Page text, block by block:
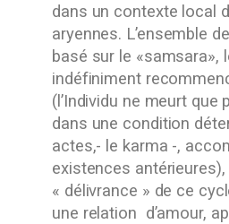
dans un contexte local
aryennes. L’ensemble
basé sur le «samsara»,
indéfiniment
(l’Individu ne meurt que
dans une condition
actes,- le karma -,
existences
« délivrance » de ce
une relation d’amour,